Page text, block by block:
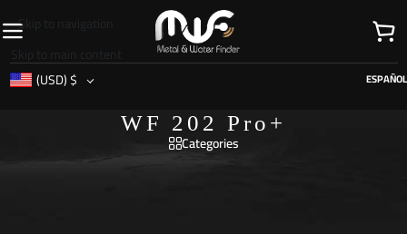
Skip to navigation
Skip to main content
(USD)$ ESPAÑOL
WF 202 Pro+
Categories